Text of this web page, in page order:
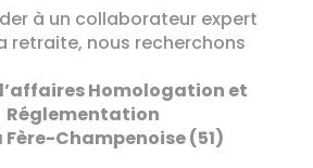
à un collaborateur expert
retraite, nous recherchons
Homologation et
Réglementation
Fère-Champenoise (51)